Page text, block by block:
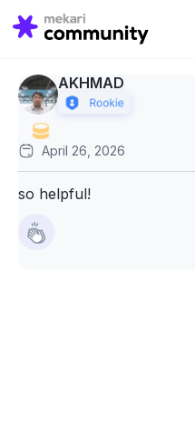
Search
for:
AKHMAD
April 26, 2026
so helpful!